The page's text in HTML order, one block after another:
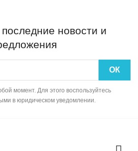
новости и
момент. Для этого воспользуйтесь
в юридическом уведомлении.